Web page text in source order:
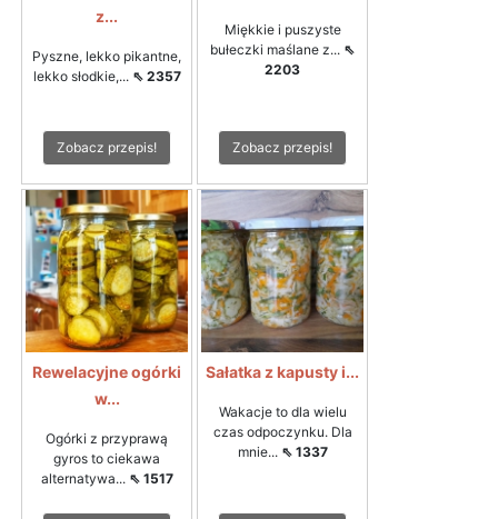
z...
Pyszne, lekko pikantne,
lekko słodkie,... ⇖ 2357
Zobacz przepis!
Miękkie i puszyste
bułeczki maślane z... ⇖
2203
Zobacz przepis!
Rewelacyjne ogórki
w...
Ogórki z przyprawą
gyros to ciekawa
alternatywa... ⇖ 1517
Sałatka z kapusty i...
Wakacje to dla wielu
czas odpoczynku. Dla
mnie... ⇖ 1337